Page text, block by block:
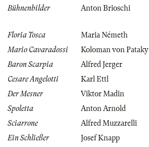
Bühnenbilder
Anton Brioschi
Floria Tosca
Maria Németh
Mario Cavaradossi
Koloman von Pataky
Baron Scarpia
Alfred Jerger
Cesare Angelotti
Karl Ettl
Der Mesner
Viktor Madin
Spoletta
Anton Arnold
Sciarrone
Alfred Muzzarelli
Ein Schließer
Josef Knapp